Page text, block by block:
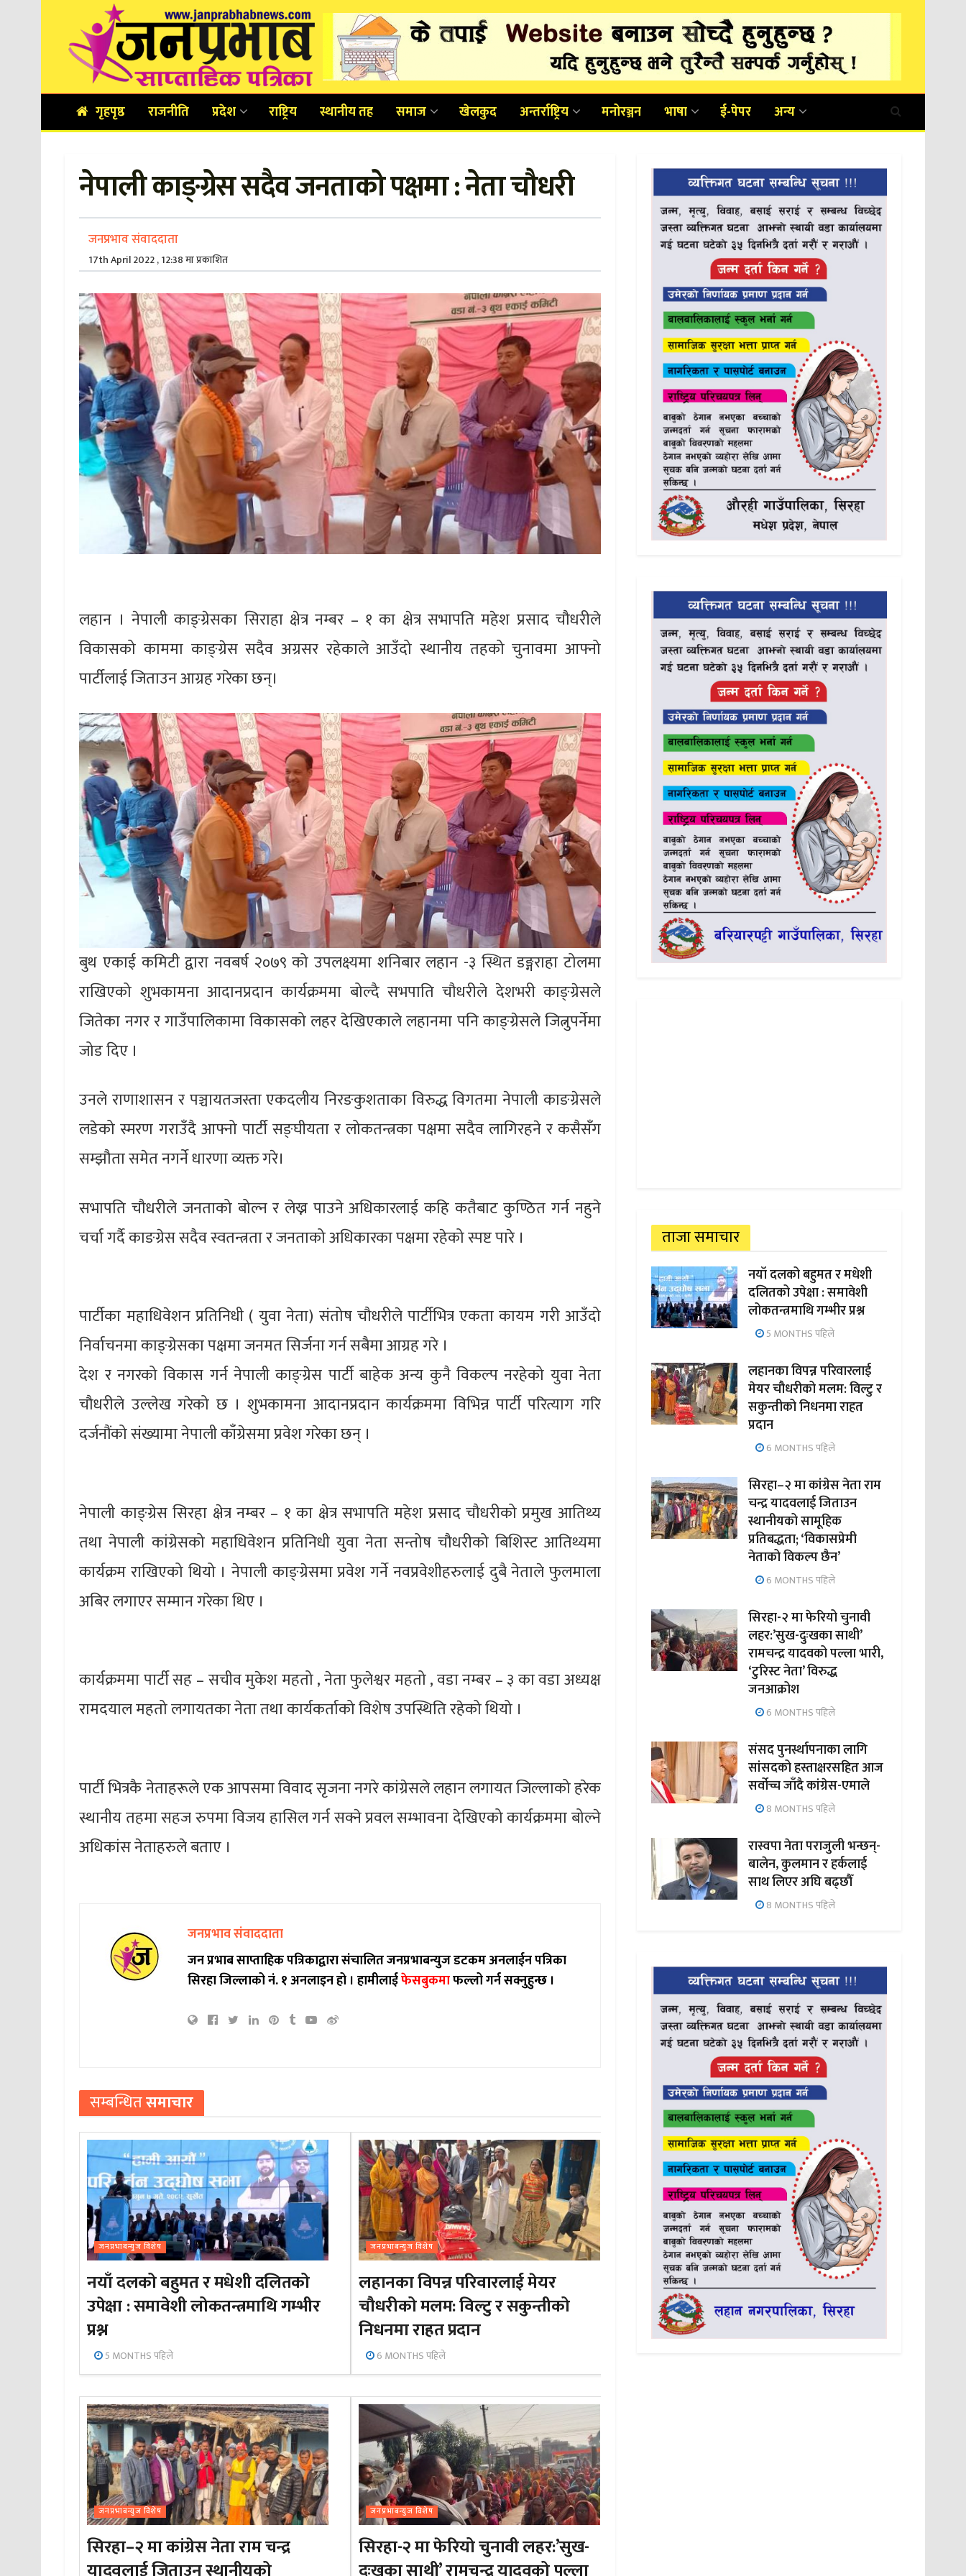
गृहपृष्ठ राजनीति प्रदेश राष्ट्रिय स्थानीय तह समाज खेलकुद अन्तर्राष्ट्रिय मनोरञ्जन भाषा ई-पेपर अन्य
नेपाली काङ्ग्रेस सदैव जनताको पक्षमा : नेता चौधरी
जनप्रभाव संवाददाता
17th April 2022 , 12:38 मा प्रकाशित
लहान । नेपाली काङ्ग्रेसका सिराहा क्षेत्र नम्बर – १ का क्षेत्र सभापति महेश प्रसाद चौधरीले
विकासको काममा काङ्ग्रेस सदैव अग्रसर रहेकाले आउँदो स्थानीय तहको चुनावमा आफ्नो
पार्टीलाई जिताउन आग्रह गरेका छन्।
बुथ एकाई कमिटी द्वारा नवबर्ष २०७९ को उपलक्ष्यमा शनिबार लहान -३ स्थित डङ्गराहा टोलमा
राखिएको शुभकामना आदानप्रदान कार्यक्रममा बोल्दै सभपाति चौधरीले देशभरी काङ्ग्रेसले
जितेका नगर र गाउँपालिकामा विकासको लहर देखिएकाले लहानमा पनि काङ्ग्रेसले जित्नुपर्नेमा
जोड दिए ।
उनले राणाशासन र पञ्चायतजस्ता एकदलीय निरङकुशताका विरुद्ध विगतमा नेपाली काङग्रेसले
लडेको स्मरण गराउँदै आफ्नो पार्टी सङ्घीयता र लोकतन्त्रका पक्षमा सदैव लागिरहने र कसैसँग
सम्झौता समेत नगर्ने धारणा व्यक्त गरे।
सभापति चौधरीले जनताको बोल्न र लेख्न पाउने अधिकारलाई कहि कतैबाट कुण्ठित गर्न नहुने
चर्चा गर्दै काङग्रेस सदैव स्वतन्त्रता र जनताको अधिकारका पक्षमा रहेको स्पष्ट पारे ।
पार्टीका महाधिवेशन प्रतिनिधी ( युवा नेता) संतोष चौधरीले पार्टीभित्र एकता कायम गरी आउँदो
निर्वाचनमा काङ्ग्रेसका पक्षमा जनमत सिर्जना गर्न सबैमा आग्रह गरे ।
देश र नगरको विकास गर्न नेपाली काङ्ग्रेस पार्टी बाहेक अन्य कुनै विकल्प नरहेको युवा नेता
चौधरीले उल्लेख गरेको छ । शुभकामना आदानप्रदान कार्यक्रममा विभिन्न पार्टी परित्याग गरि
दर्जनौंको संख्यामा नेपाली काँग्रेसमा प्रवेश गरेका छन् ।
नेपाली काङ्ग्रेस सिरहा क्षेत्र नम्बर – १ का क्षेत्र सभापति महेश प्रसाद चौधरीको प्रमुख आतिथ्य
तथा नेपाली कांग्रेसको महाधिवेशन प्रतिनिधी युवा नेता सन्तोष चौधरीको बिशिस्ट आतिथ्यमा
कार्यक्रम राखिएको थियो । नेपाली काङ्ग्रेसमा प्रवेश गर्ने नवप्रवेशीहरुलाई दुबै नेताले फुलमाला
अबिर लगाएर सम्मान गरेका थिए ।
कार्यक्रममा पार्टी सह – सचीव मुकेश महतो , नेता फुलेश्वर महतो , वडा नम्बर – ३ का वडा अध्यक्ष
रामदयाल महतो लगायतका नेता तथा कार्यकर्ताको विशेष उपस्थिति रहेको थियो ।
पार्टी भित्रकै नेताहरूले एक आपसमा विवाद सृजना नगरे कांग्रेसले लहान लगायत जिल्लाको हरेक
स्थानीय तहमा सहज रुपमा विजय हासिल गर्न सक्ने प्रवल सम्भावना देखिएको कार्यक्रममा बोल्ने
अधिकांस नेताहरुले बताए ।
जनप्रभाव संवाददाता
जन प्रभाब साप्ताहिक पत्रिकाद्वारा संचालित जनप्रभाबन्युज डटकम अनलाईन पत्रिका
सिरहा जिल्लाको नं. १ अनलाइन हो ।हामीलाईफेसबुकमाफल्लो गर्न सक्नुहुन्छ ।
सम्बन्धितसमाचार
जनप्रभाबन्युज विशेष
नयाँ दलको बहुमत र मधेशी दलितको
उपेक्षा : समावेशी लोकतन्त्रमाथि गम्भीर
प्रश्न
5 MONTHS पहिले
जनप्रभाबन्युज विशेष
लहानका विपन्न परिवारलाई मेयर
चौधरीको मलम: विल्टु र सकुन्तीको
निधनमा राहत प्रदान
6 MONTHS पहिले
जनप्रभाबन्युज विशेष
सिरहा–२ मा कांग्रेस नेता राम चन्द्र
जनप्रभाबन्युज विशेष
सिरहा-२ मा फेरियो चुनावी लहर:’सुख-
ताजा समाचार
नयाँ दलको बहुमत र मधेशी
दलितको उपेक्षा : समावेशी
लोकतन्त्रमाथि गम्भीर प्रश्न
5 MONTHS पहिले
लहानका विपन्न परिवारलाई
मेयर चौधरीको मलम: विल्टु र
सकुन्तीको निधनमा राहत
प्रदान
6 MONTHS पहिले
सिरहा–२ मा कांग्रेस नेता राम
चन्द्र यादवलाई जिताउन
स्थानीयको सामूहिक
प्रतिबद्धता; ‘विकासप्रेमी
नेताको विकल्प छैन’
6 MONTHS पहिले
सिरहा-२ मा फेरियो चुनावी
लहर:’सुख-दुःखका साथी’
रामचन्द्र यादवको पल्ला भारी,
‘टुरिस्ट नेता’ विरुद्ध
जनआक्रोश
6 MONTHS पहिले
संसद पुनर्स्थापनाका लागि
सांसदको हस्ताक्षरसहित आज
सर्वोच्च जाँदै कांग्रेस-एमाले
8 MONTHS पहिले
रास्वपा नेता पराजुली भन्छन्-
बालेन, कुलमान र हर्कलाई
साथ लिएर अघि बढ्छौँ
8 MONTHS पहिले